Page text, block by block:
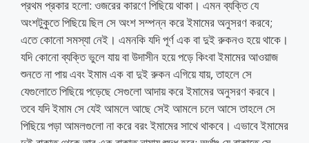
প্রথম প্রকার হলো: ওজরের কারণে পিছিয়ে থাকা। এমন ব্যক্তি যে
অংশটুকুতে পিছিয়ে ছিল সে অংশ সম্পন্ন করে ইমামের অনুসরণ করবে;
এতে কোনো সমস্যা নেই। এমনকি যদি পূর্ণ এক বা দুই রুকনও হয়ে থাকে।
যদি কোনো ব্যক্তি ভুলে যায় বা উদাসীন হয়ে পড়ে কিংবা ইমামের আওয়াজ
শুনতে না পায় এবং ইমাম এক বা দুই রুকন এগিয়ে যায়, তাহলে সে
যেগুলোতে পিছিয়ে পড়েছে সেগুলো আদায় করে ইমামের অনুসরণ করবে।
তবে যদি ইমাম সে যেই আমলে আছে সেই আমলে চলে আসে তাহলে সে
পিছিয়ে পড়া আমলগুলো না করে বরং ইমামের সাথে থাকবে। এভাবে ইমামের